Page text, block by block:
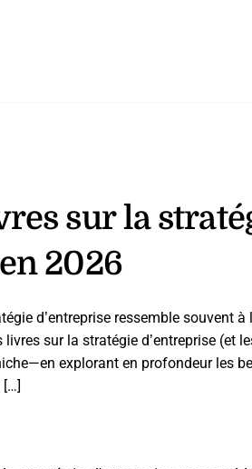
sur la
2026
d’entreprise ressemble souvent à
sur la stratégie d’entreprise (et
explorant en profondeur les
[…]